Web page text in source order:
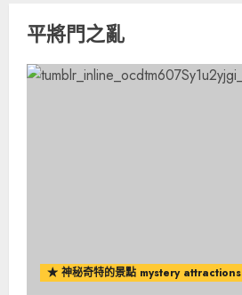
平將門之亂
★ 神秘奇特的景點 mystery attractions